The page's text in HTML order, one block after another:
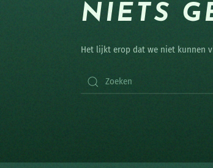
NIETS
Het lijkt erop dat we niet kunnen